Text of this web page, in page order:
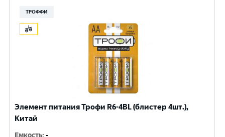
ТРОФФИ
Элемент питания Трофи R6-4BL (блистер 4шт.),
Китай
Емкость:-